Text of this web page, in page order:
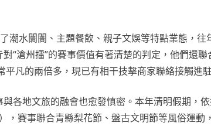
潮水闤闠、主題餐飲、親子文娛等特點業態，往
“滄州擂”的賽事價值有著清楚的判定，他們還
凡的兩倍多，現已有相干技擊商家聯絡接觸進
各地文旅的融會也愈發慎密。本年清明假期，
，賽事聯合青縣梨花節、盤古文明節等風俗運動